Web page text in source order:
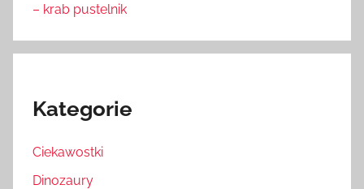
– krab pustelnik
Kategorie
Ciekawostki
Dinozaury